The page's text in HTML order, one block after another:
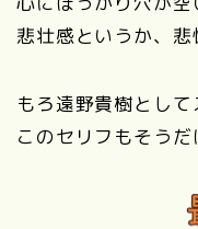
悲壮感というか、
もろ遠野貴樹として
このセリフもそうだ